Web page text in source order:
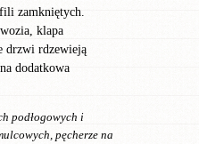
zamkniętych.
klapa
drzwi rdzewieją
dodatkowa
podłogowych i
pęcherze na